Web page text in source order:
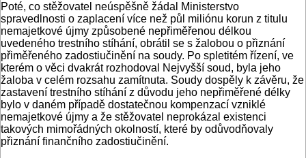
Poté, co stěžovatel neúspěšně žádal Ministerstvo
spravedlnosti o zaplacení více než půl miliónu korun z titulu
nemajetkové újmy způsobené nepřiměřenou délkou
uvedeného trestního stíhání, obrátil se s žalobou o přiznání
přiměřeného zadostiučinění na soudy. Po spletitém řízení, ve
kterém o věci dvakrát rozhodoval Nejvyšší soud, byla jeho
žaloba v celém rozsahu zamítnuta. Soudy dospěly k závěru, že
zastavení trestního stíhání z důvodu jeho nepřiměřené délky
bylo v daném případě dostatečnou kompenzací vzniklé
nemajetkové újmy a že stěžovatel neprokázal existenci
takových mimořádných okolností, které by odůvodňovaly
přiznání finančního zadostiučinění.